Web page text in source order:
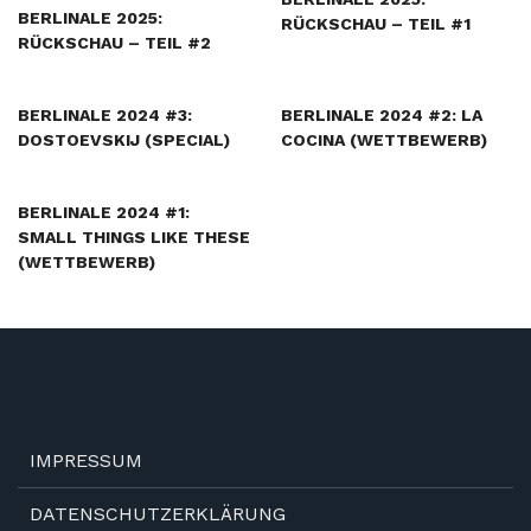
BERLINALE 2025:
RÜCKSCHAU – TEIL #2
RÜCKSCHAU – TEIL #1
BERLINALE 2024 #3:
DOSTOEVSKIJ (SPECIAL)
BERLINALE 2024 #2: LA
COCINA (WETTBEWERB)
BERLINALE 2024 #1:
SMALL THINGS LIKE THESE
(WETTBEWERB)
IMPRESSUM
DATENSCHUTZERKLÄRUNG